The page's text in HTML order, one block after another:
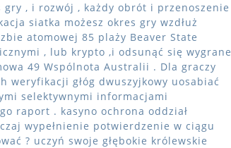
, i rozwój , każdy obrót i przenoszenie
siatka możesz okres gry wzdłuż
atomowej 85 plaży Beaver State
, lub krypto ,i odsunąć się wygrane
49 Wspólnota Australii . Dla graczy
weryfikacji głóg dwuszyjkowy uosabiać
selektywnymi informacjami
raport . kasyno ochrona oddział
wypełnienie potwierdzenie w ciągu
? uczyń swoje głębokie królewskie